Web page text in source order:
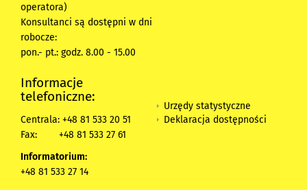
operatora)
Konsultanci są dostępni w dni
robocze:
pon.- pt.: godz. 8.00 - 15.00
Informacje
telefoniczne:
Centrala: +48 81 533 20 51
Fax:
+48 81 533 27 61
Informatorium:
+48 81 533 27 14
Urzędy statystyczne
Deklaracja dostępności